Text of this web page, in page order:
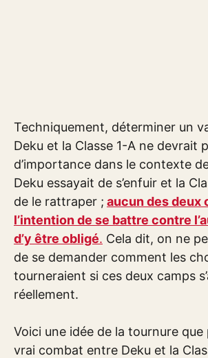
Techniquement, déterminer un
Deku et la Classe 1-A ne devrait
d’importance dans le contexte
Deku essayait de s’enfuir et la
de le rattraper ; aucun des deux
l’intention de se battre contre
d’y être obligé. Cela dit, on ne
de se demander comment les
tourneraient si ces deux camps
réellement.
Voici une idée de la tournure
vrai combat entre Deku et la